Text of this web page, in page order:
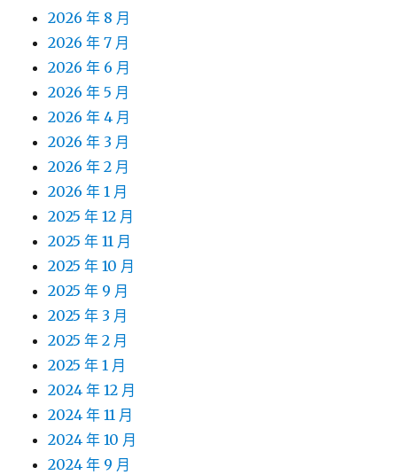
2026 年 8 月
2026 年 7 月
2026 年 6 月
2026 年 5 月
2026 年 4 月
2026 年 3 月
2026 年 2 月
2026 年 1 月
2025 年 12 月
2025 年 11 月
2025 年 10 月
2025 年 9 月
2025 年 3 月
2025 年 2 月
2025 年 1 月
2024 年 12 月
2024 年 11 月
2024 年 10 月
2024 年 9 月